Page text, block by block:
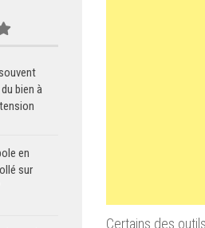
Certains des
bien à
en
sur